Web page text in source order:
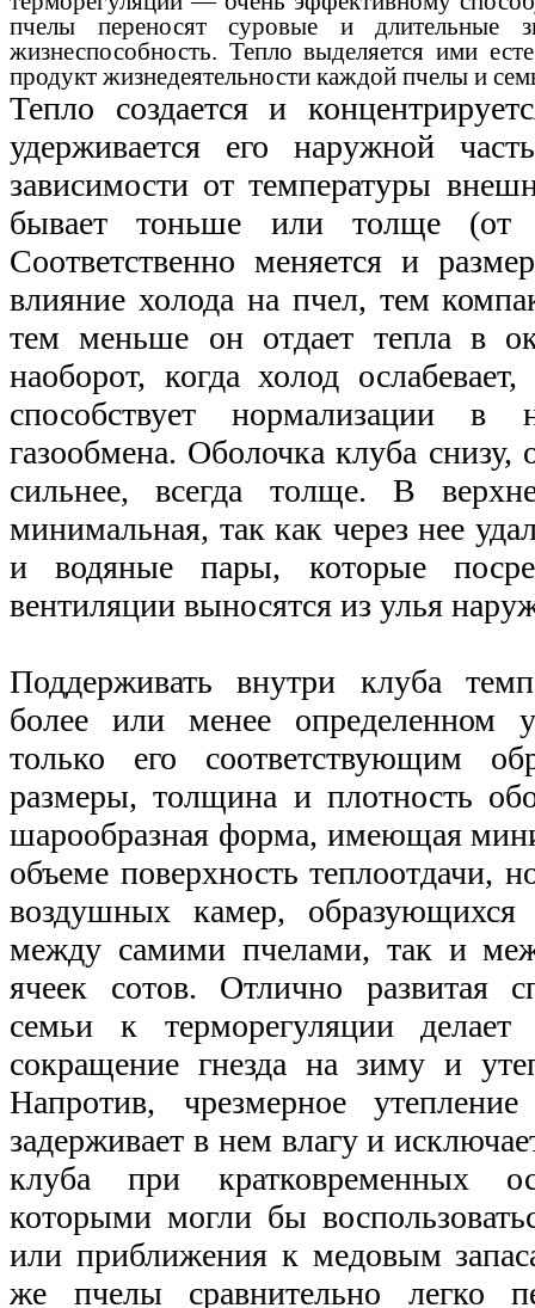
пчелы переносят суровые и длительные
жизнеспособность. Тепло выделяется ими
продукт жизнедеятельности каждой пчелы и
Тепло создается и
удерживается его наружной
зависимости от температуры
бывает тоньше или толще
Соответственно меняется и
влияние холода на пчел, тем
тем меньше он отдает тепла в
наоборот, когда холод
способствует нормализации
газообмена. Оболочка клуба снизу,
сильнее, всегда толще. В
минимальная, так как через нее
и водяные пары, которые
вентиляции выносятся из улья
Поддерживать внутри клуба
более или менее определенном
только его соответствующим
размеры, толщина и плотность
шарообразная форма, имеющая
объеме поверхность теплоотдачи,
воздушных камер, образующихся
между самими пчелами, так и
ячеек сотов. Отлично развитая
семьи к терморегуляции
сокращение гнезда на зиму и
Напротив, чрезмерное
задерживает в нем влагу и
клуба при кратковременных
которыми могли бы
или приближения к медовым
же пчелы сравнительно легко